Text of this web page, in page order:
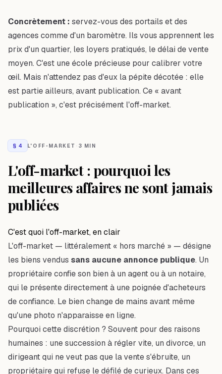
Concrètement : servez-vous des portails et des
agences comme d'un baromètre. Ils vous apprennent les
prix d'un quartier, les loyers pratiqués, le délai de vente
moyen. C'est une école précieuse pour calibrer votre
œil. Mais n'attendez pas d'eux la pépite décotée : elle
est partie ailleurs, avant publication. Ce « avant
publication », c'est précisément l'off-market.
§ 4 L'OFF-MARKET · 3 MIN
L'off-market : pourquoi les
meilleures affaires ne sont jamais
publiées
C'est quoi l'off-market, en clair
L'off-market — littéralement « hors marché » — désigne
les biens vendus sans aucune annonce publique. Un
propriétaire confie son bien à un agent ou à un notaire,
qui le présente directement à une poignée d'acheteurs
de confiance. Le bien change de mains avant même
qu'une photo n'apparaisse en ligne.
Pourquoi cette discrétion ? Souvent pour des raisons
humaines : une succession à régler vite, un divorce, un
dirigeant qui ne veut pas que la vente s'ébruite, un
propriétaire qui refuse le défilé de curieux. Dans ces